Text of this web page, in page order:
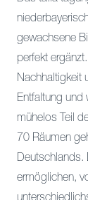
gewachsene
perfekt
Nachhaltigkeit
Entfaltung und
mühelos Teil
70 Räumen
Deutschlands.
ermöglichen,